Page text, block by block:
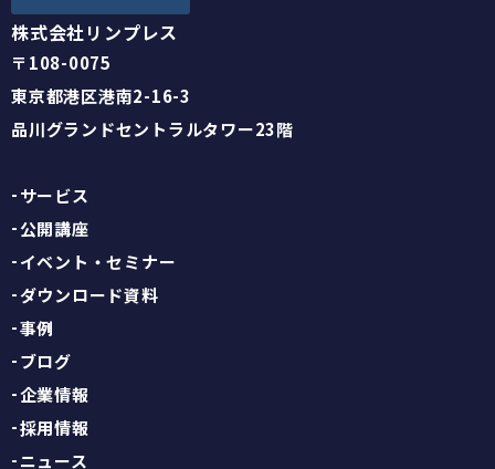
株式会社リンプレス
〒108-0075
東京都港区港南2-16-3
品川グランドセントラルタワー23階
サービス
公開講座
イベント・セミナー
ダウンロード資料
事例
ブログ
企業情報
採用情報
ニュース